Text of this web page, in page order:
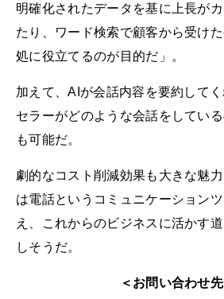
明確化されたデータを基に上長が
たり、ワード検索で顧客から受け
処に役立てるのが目的だ」。
加えて、AIが会話内容を要約して
セラーがどのような会話をしてい
も可能だ。
劇的なコスト削減効果も大きな魅
は電話というコミュニケーション
え、これからのビジネスに活かす
しそうだ。
＜お問い合わせ先